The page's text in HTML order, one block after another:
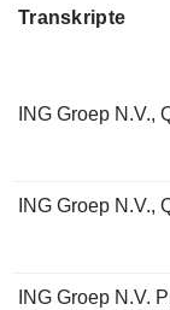
Transkripte
ING Groep N.V.,
ING Groep N.V.,
ING Groep N.V.